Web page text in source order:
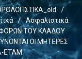
/
/
Ασφαλιστικά
ΤΟΥ ΚΛΑΔΟΥ
ΟΙ ΜΗΤΕΡΕΣ
ΕΤΑΜ